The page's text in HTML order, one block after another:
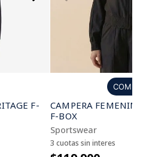
F-
CAMPERA
F-BOX
Sportswear
3 cuotas sin interes